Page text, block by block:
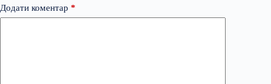
Додати коментар *